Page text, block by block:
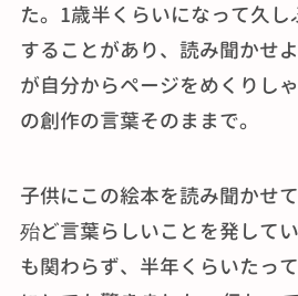
た。1歳半くらいになって久
することがあり、読み聞かせ
が自分からページをめくりし
の創作の言葉そのままで。
子供にこの絵本を読み聞かせ
殆ど言葉らしいことを発して
も関わらず、半年くらいたっ